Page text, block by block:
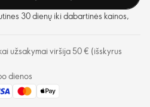
30 dienų iki dabartinės kainos,
užsakymai viršija 50 € (išskyrus
dienos